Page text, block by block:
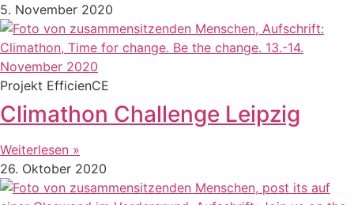
5. November 2020
Projekt EfficienCE
Climathon Challenge Leipzig
Weiterlesen »
26. Oktober 2020